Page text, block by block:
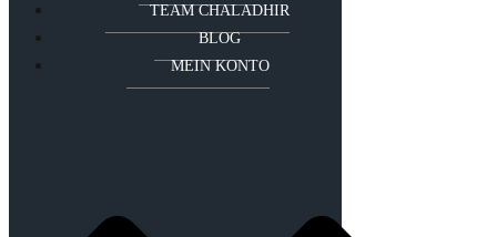
TEAM CHALADHIR
BLOG
MEIN KONTO